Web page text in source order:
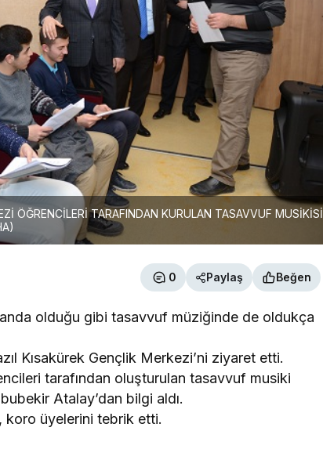
ÖĞRENCİLERİ TARAFINDAN KURULAN TASAVVUF MUSİKİSİ
0 Paylaş Beğen
olduğu gibi tasavvuf müziğinde de oldukça
Kısakürek Gençlik Merkezi’ni ziyaret etti.
tarafından oluşturulan tasavvuf musiki
Atalay’dan bilgi aldı.
koro üyelerini tebrik etti.